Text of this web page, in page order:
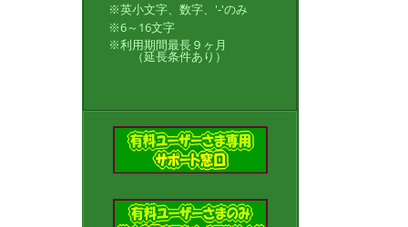
※英小文字、数字、'-'のみ
※6～16文字
※利用期間最長９ヶ月
（延長条件あり）